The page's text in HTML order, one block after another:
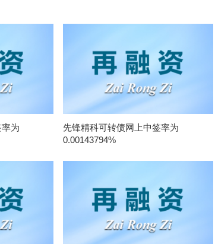
为
先锋精科可转债网上中签率为
0.00143794%